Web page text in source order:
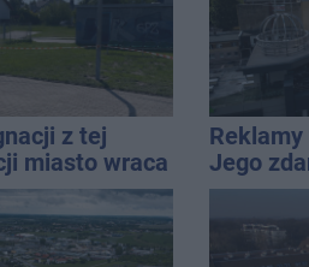
z tej
miasto wraca
Jego
Wroński
[akt.]